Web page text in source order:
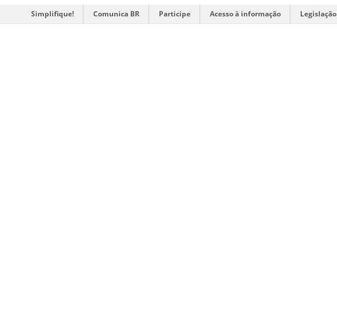
Simplifique! Comunica BR Participe Acesso à informação Legislação